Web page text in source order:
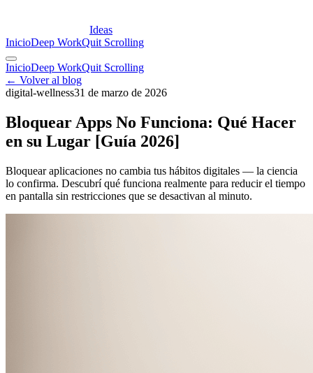
Ideas
InicioDeep WorkQuit Scrolling
InicioDeep WorkQuit Scrolling
← Volver al blog
digital-wellness31 de marzo de 2026
Bloquear Apps No Funciona: Qué Hacer
en su Lugar [Guía 2026]
Bloquear aplicaciones no cambia tus hábitos digitales — la ciencia
lo confirma. Descubrí qué funciona realmente para reducir el tiempo
en pantalla sin restricciones que se desactivan al minuto.